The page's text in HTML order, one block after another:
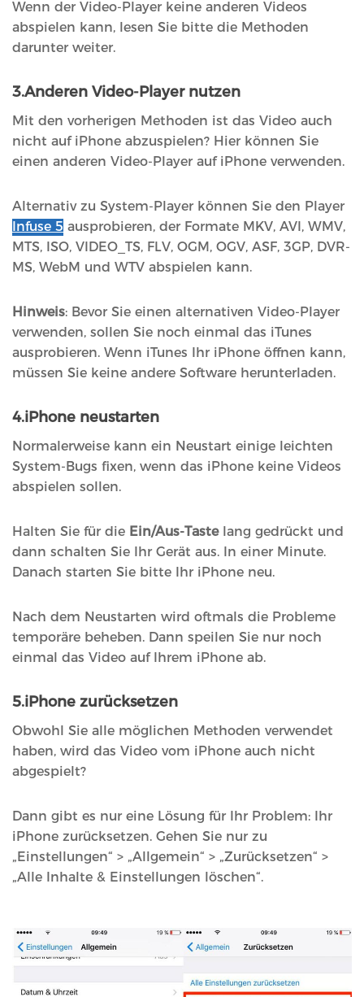
Wenn der Video-Player keine anderen Videos
abspielen kann, lesen Sie bitte die Methoden
darunter weiter.
3.Anderen Video-Player nutzen
Mit den vorherigen Methoden ist das Video auch
nicht auf iPhone abzuspielen? Hier können Sie
einen anderen Video-Player auf iPhone verwenden.
Alternativ zu System-Player können Sie den Player
Infuse 5 ausprobieren, der Formate MKV, AVI, WMV,
MTS, ISO, VIDEO_TS, FLV, OGM, OGV, ASF, 3GP, DVR-
MS, WebM und WTV abspielen kann.
Hinweis: Bevor Sie einen alternativen Video-Player
verwenden, sollen Sie noch einmal das iTunes
ausprobieren. Wenn iTunes Ihr iPhone öffnen kann,
müssen Sie keine andere Software herunterladen.
4.iPhone neustarten
Normalerweise kann ein Neustart einige leichten
System-Bugs fixen, wenn das iPhone keine Videos
abspielen sollen.
Halten Sie für die Ein/Aus-Tastelang gedrückt und
dann schalten Sie Ihr Gerät aus. In einer Minute.
Danach starten Sie bitte Ihr iPhone neu.
Nach dem Neustarten wird oftmals die Probleme
temporäre beheben. Dann speilen Sie nur noch
einmal das Video auf Ihrem iPhone ab.
5.iPhone zurücksetzen
Obwohl Sie alle möglichen Methoden verwendet
haben, wird das Video vom iPhone auch nicht
abgespielt?
Dann gibt es nur eine Lösung für Ihr Problem: Ihr
iPhone zurücksetzen. Gehen Sie nur zu
„Einstellungen“ > „Allgemein“ > „Zurücksetzen“ >
„Alle Inhalte & Einstellungen löschen“.